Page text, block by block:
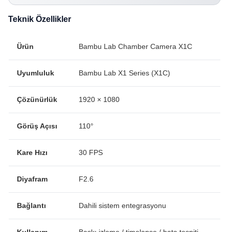
Teknik Özellikler
Ürün Bambu Lab Chamber Camera X1C
Uyumluluk Bambu Lab X1 Series (X1C)
Çözünürlük 1920 × 1080
Görüş Açısı 110°
Kare Hızı 30 FPS
Diyafram F2.6
Bağlantı Dahili sistem entegrasyonu